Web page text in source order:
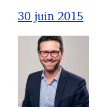
30 juin 2015